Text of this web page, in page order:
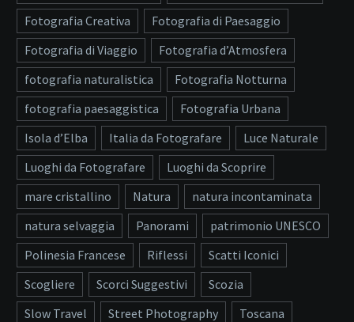
Fotografia Creativa
Fotografia di Paesaggio
Fotografia di Viaggio
Fotografia d’Atmosfera
fotografia naturalistica
Fotografia Notturna
fotografia paesaggistica
Fotografia Urbana
Isola d’Elba
Italia da Fotografare
Luce Naturale
Luoghi da Fotografare
Luoghi da Scoprire
mare cristallino
Natura
natura incontaminata
natura selvaggia
Panorami
patrimonio UNESCO
Polinesia Francese
Riflessi
Scatti Iconici
Scogliere
Scorci Suggestivi
Scozia
Slow Travel
Street Photography
Toscana